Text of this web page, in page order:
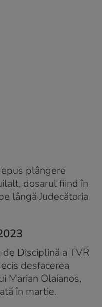
plângere
dosarul fiind în
lângă Judecătoria
Disciplină a TVR
desfacerea
Marian Olaianos,
în martie.